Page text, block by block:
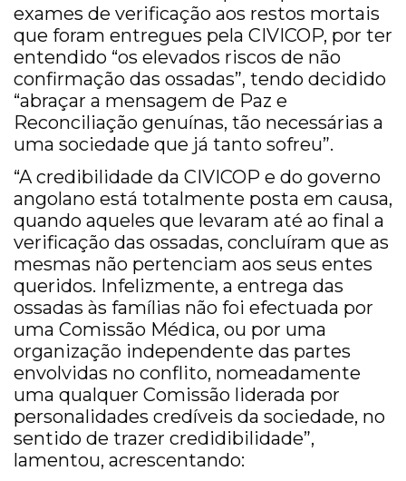
exames de verificação aos restos mortais
que foram entregues pela CIVICOP, por ter
entendido “os elevados riscos de não
confirmação das ossadas”, tendo decidido
“abraçar a mensagem de Paz e
Reconciliação genuínas, tão necessárias a
uma sociedade que já tanto sofreu”.
“A credibilidade da CIVICOP e do governo
angolano está totalmente posta em causa,
quando aqueles que levaram até ao final a
verificação das ossadas, concluíram que as
mesmas não pertenciam aos seus entes
queridos. Infelizmente, a entrega das
ossadas às famílias não foi efectuada por
uma Comissão Médica, ou por uma
organização independente das partes
envolvidas no conflito, nomeadamente
uma qualquer Comissão liderada por
personalidades credíveis da sociedade, no
sentido de trazer credidibilidade”,
lamentou, acrescentando: